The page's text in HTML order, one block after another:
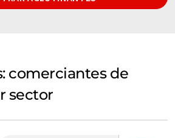
comerciantes de
sector